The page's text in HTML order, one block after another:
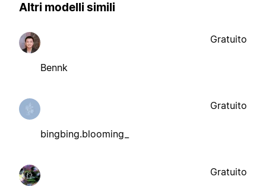
Altri modelli simili
Bennk
Gratuito
bingbing.blooming_
Gratuito
Gratuito